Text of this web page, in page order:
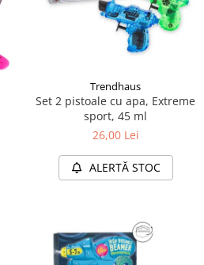
Trendhaus
Set 2 pistoale cu apa, Extreme
sport, 45 ml
26,00 Lei
ALERTĂ STOC